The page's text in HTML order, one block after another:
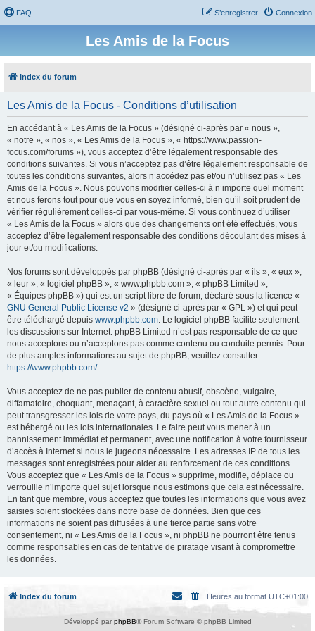
FAQ Connexion
S’enregistrer
Les Amis de la Focus
Index du forum
Les Amis de la Focus - Conditions d’utilisation
En accédant à « Les Amis de la Focus » (désigné ci-après par « nous »,
« notre », « nos », « Les Amis de la Focus », « https://www.passion-
focus.com/forums »), vous acceptez d’être légalement responsable des
conditions suivantes. Si vous n’acceptez pas d’être légalement responsable de
toutes les conditions suivantes, alors n’accédez pas et/ou n’utilisez pas « Les
Amis de la Focus ». Nous pouvons modifier celles-ci à n’importe quel moment
et nous ferons tout pour que vous en soyez informé, bien qu’il soit prudent de
vérifier régulièrement celles-ci par vous-même. Si vous continuez d’utiliser
« Les Amis de la Focus » alors que des changements ont été effectués, vous
acceptez d’être légalement responsable des conditions découlant des mises à
jour et/ou modifications.
Nos forums sont développés par phpBB (désigné ci-après par « ils », « eux »,
« leur », « logiciel phpBB », « www.phpbb.com », « phpBB Limited »,
« Équipes phpBB ») qui est un script libre de forum, déclaré sous la licence «
GNU General Public License v2 » (désigné ci-après par « GPL ») et qui peut
être téléchargé depuis www.phpbb.com. Le logiciel phpBB facilite seulement
les discussions sur Internet. phpBB Limited n’est pas responsable de ce que
nous acceptons ou n’acceptons pas comme contenu ou conduite permis. Pour
de plus amples informations au sujet de phpBB, veuillez consulter :
https://www.phpbb.com/.
Vous acceptez de ne pas publier de contenu abusif, obscène, vulgaire,
diffamatoire, choquant, menaçant, à caractère sexuel ou tout autre contenu qui
peut transgresser les lois de votre pays, du pays où « Les Amis de la Focus »
est hébergé ou les lois internationales. Le faire peut vous mener à un
bannissement immédiat et permanent, avec une notification à votre fournisseur
d’accès à Internet si nous le jugeons nécessaire. Les adresses IP de tous les
messages sont enregistrées pour aider au renforcement de ces conditions.
Vous acceptez que « Les Amis de la Focus » supprime, modifie, déplace ou
verrouille n’importe quel sujet lorsque nous estimons que cela est nécessaire.
En tant que membre, vous acceptez que toutes les informations que vous avez
saisies soient stockées dans notre base de données. Bien que ces
informations ne soient pas diffusées à une tierce partie sans votre
consentement, ni « Les Amis de la Focus », ni phpBB ne pourront être tenus
comme responsables en cas de tentative de piratage visant à compromettre
les données.
Index du forum Heures au format UTC+01:00
Développé par phpBB® Forum Software © phpBB Limited